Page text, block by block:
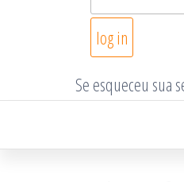
Se esqueceu sua